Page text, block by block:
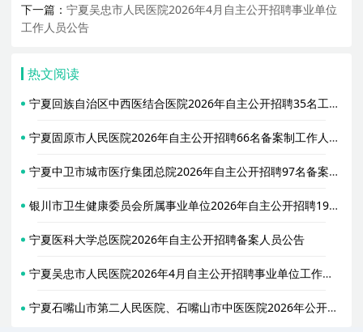
下一篇：宁夏吴忠市人民医院2026年4月自主公开招聘事业单位
工作人员公告
热文阅读
宁夏回族自治区中西医结合医院2026年自主公开招聘35名工作人员公告
宁夏固原市人民医院2026年自主公开招聘66名备案制工作人员公告
宁夏中卫市城市医疗集团总院2026年自主公开招聘97名备案人员公告
银川市卫生健康委员会所属事业单位2026年自主公开招聘19名博士研究生公告
宁夏医科大学总医院2026年自主公开招聘备案人员公告
宁夏吴忠市人民医院2026年4月自主公开招聘事业单位工作人员公告
宁夏石嘴山市第二人民医院、石嘴山市中医医院2026年公开招聘备案制工作人员公告